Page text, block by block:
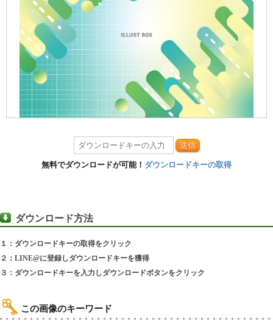
送信
無料でダウンロードが可能！ ダウンロードキーの取得
ダウンロード方法
１：ダウンロードキーの取得をクリック
２：LINE@に登録しダウンロードキーを獲得
３：ダウンロードキーを入力しダウンロードボタンをクリック
この画像のキーワード